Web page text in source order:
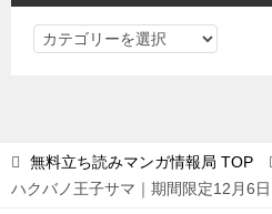
ジ
検
無料立ち読みマンガ情報局 TOP
ハクバノ王子サマ｜期間限定12月6